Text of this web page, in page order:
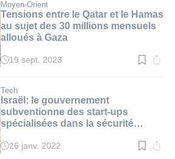
Moyen-Orient
Tensions entre le Qatar et le Hamas
au sujet des 30 millions mensuels
alloués à Gaza
Temps
:
3
min.
19 sept. 2023
Tech
Israël: le gouvernement
subventionne des start-ups
spécialisées dans la sécurité
Temps
26 janv. 2022